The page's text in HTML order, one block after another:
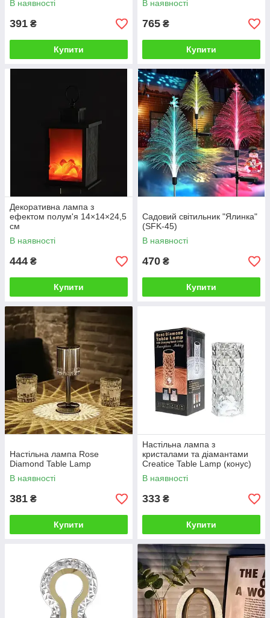
та синхронізацією музики
В наявності
391 ₴
Купити
В наявності
765 ₴
Купити
Декоративна лампа з
ефектом полум'я 14×14×24,5
см
В наявності
444 ₴
Купити
Садовий світильник "Ялинка"
(SFK-45)
В наявності
470 ₴
Купити
Настільна лампа Rose
Diamond Table Lamp
В наявності
381 ₴
Купити
Настільна лампа з
кристалами та діамантами
Creatice Table Lamp (конус)
В наявності
333 ₴
Купити